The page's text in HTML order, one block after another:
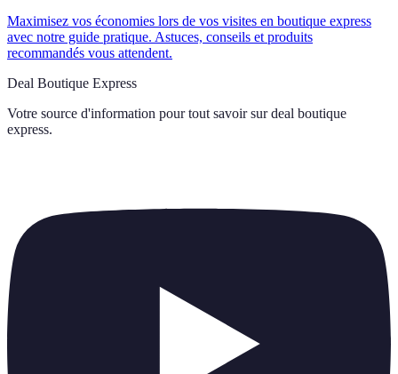
Maximisez vos économies lors de vos visites en boutique express
avec notre guide pratique. Astuces, conseils et produits
recommandés vous attendent.
Deal Boutique Express
Votre source d'information pour tout savoir sur deal boutique
express.